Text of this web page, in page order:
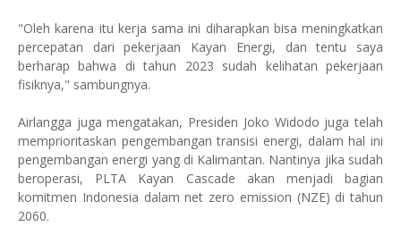
"Oleh karena itu kerja sama ini diharapkan bisa meningkatkan
percepatan dari pekerjaan Kayan Energi, dan tentu saya
berharap bahwa di tahun 2023 sudah kelihatan pekerjaan
fisiknya," sambungnya.
Airlangga juga mengatakan, Presiden Joko Widodo juga telah
memprioritaskan pengembangan transisi energi, dalam hal ini
pengembangan energi yang di Kalimantan. Nantinya jika sudah
beroperasi, PLTA Kayan Cascade akan menjadi bagian
komitmen Indonesia dalam net zero emission (NZE) di tahun
2060.